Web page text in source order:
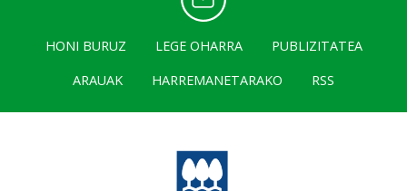
HONI BURUZ LEGE OHARRA
PUBLIZITATEA
ARAUAK
HARREMANETARAKO RSS